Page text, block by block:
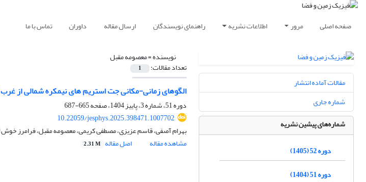
صفحه اصلی مرور اطلاعات نشریه راهنمای نویسندگان ارسال مقاله داوران تماس با ما
نویسنده =معصومه مقبل
تعداد مقالات: 1
الگوهای زمانی-مکانی جت استریم های نیمکره شمالی از
دوره 51، شماره 3، پاییز 1404، صفحه
665-687
10.22059/jesphys.2025.398471.1007702
بهرام آصفی، قاسم عزیزی، مصطفی کریمی، معصومه مقبل، فرامرز خوش
مشاهده مقاله
اصل مقاله 2.31 M
مقالات آماده انتشار
شماره جاری
شماره‌های پیشین نشریه
دوره 52 (1405)
دوره 51 (1404)